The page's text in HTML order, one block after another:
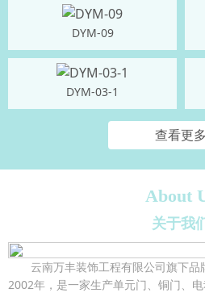
DYM-09
DYM-03-1
查看更多
About
关于我
云南万丰装饰工程有限公司旗下品
2002年，是一家生产单元门、铜门、